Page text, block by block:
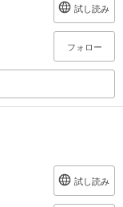
試し読み
フォロー
試し読み